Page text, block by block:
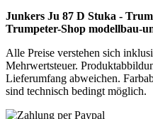
Junkers Ju 87 D Stuka -
Trumpeter-Shop modellbau-
Alle Preise verstehen sich
Mehrwertsteuer.
Lieferumfang abweichen.
sind technisch bedingt möglich.